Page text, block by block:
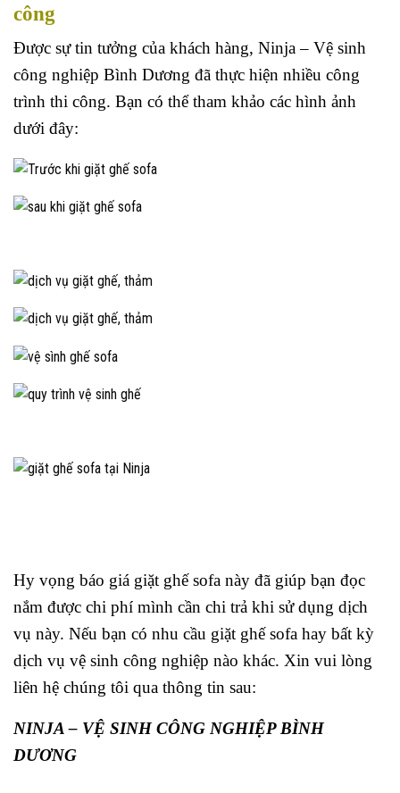
công
Được sự tin tưởng của khách hàng, Ninja – Vệ sinh
công nghiệp Bình Dương đã thực hiện nhiều công
trình thi công. Bạn có thể tham khảo các hình ảnh
dưới đây:
Hy vọng báo giá giặt ghế sofa này đã giúp bạn đọc
nắm được chi phí mình cần chi trả khi sử dụng dịch
vụ này. Nếu bạn có nhu cầu giặt ghế sofa hay bất kỳ
dịch vụ vệ sinh công nghiệp nào khác. Xin vui lòng
liên hệ chúng tôi qua thông tin sau:
NINJA – VỆ SINH CÔNG NGHIỆP BÌNH
DƯƠNG